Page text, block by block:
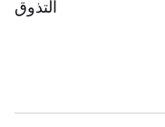
التذوق